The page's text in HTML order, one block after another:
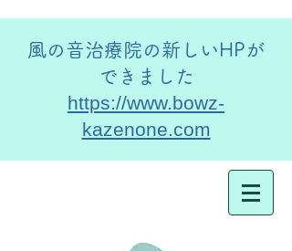
​風の音治療院の新しいHPが
できました
https://www.bowz-
kazenone.com